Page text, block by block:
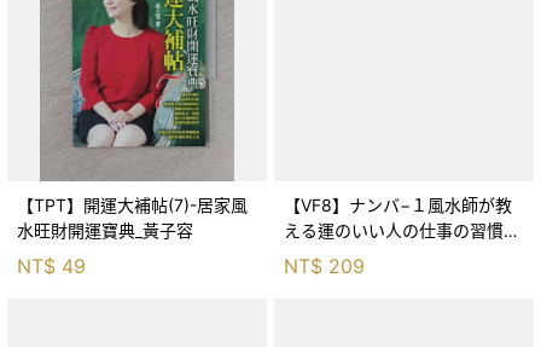
【TPT】開運大補帖(7)-居家風
水旺財開運寶典_黃子容
NT$ 49
【VF8】ナンバ−１風水師が教
える運のいい人の仕事の習慣－
自分自身やパ−トナ−の仕事
運・金運・出世運をどんど_日
NT$ 209